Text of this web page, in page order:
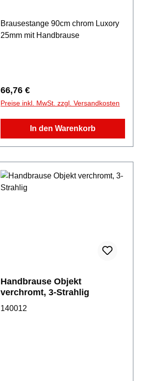
Brausestange 90cm chrom Luxory
25mm mit Handbrause
Regulärer Preis:
66,76 €
Preise inkl. MwSt. zzgl. Versandkosten
In den Warenkorb
Handbrause Objekt
verchromt, 3-Strahlig
140012